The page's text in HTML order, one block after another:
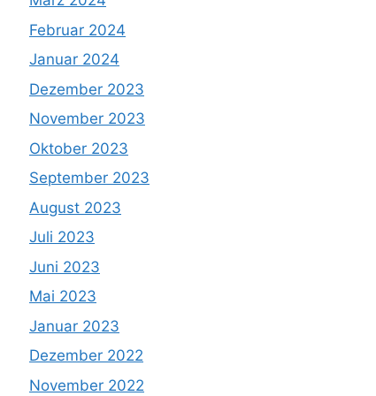
Februar 2024
Januar 2024
Dezember 2023
November 2023
Oktober 2023
September 2023
August 2023
Juli 2023
Juni 2023
Mai 2023
Januar 2023
Dezember 2022
November 2022